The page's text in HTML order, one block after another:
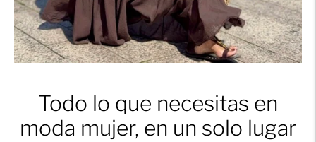
Todo lo que necesitas en
moda mujer, en un solo lugar